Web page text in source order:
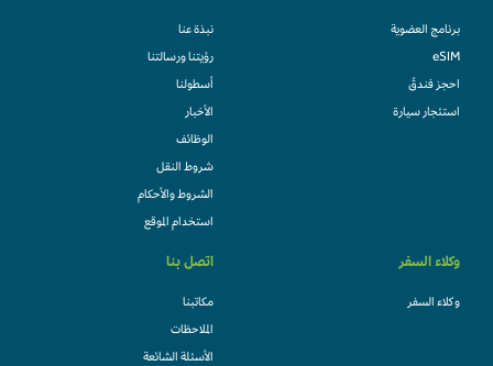
برنامج العضوية
eSIM
احجز فندقً
استئجار سيارة
نبذة عنا
رؤيتنا ورسالتنا
أسطولنا
الأخبار
الوظائف
شروط النقل
الشروط والأحكام
استخدام الموقع
وكلاء السفر
وكلاء السفر
اتصل بنا
مكاتبنا
الملاحظات
الأسئلة الشائعة